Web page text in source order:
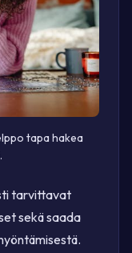
tapa hakea
tarvittavat
sekä saada